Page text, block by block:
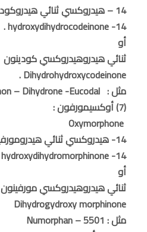
14 – هيدروكسي ثنائي هيدروكودينون .
14- hydroxydihydrocodeinone .
أو
ثنائي هيدروهيدروكسي كودينون
Dihydrohydroxycodeinone .
مثل : Codeinon – Dihydrone -Eucodal
(7) أوكسيمورفون :
14- هيدروكسي ثنائي هيدرومورفينون
14- hydroxydihydromorphinone .
أو
ثنائي هيدروهيدروكسي مورفينون
Dihydrogydroxy morphinone
مثل : Numorphan – 5501